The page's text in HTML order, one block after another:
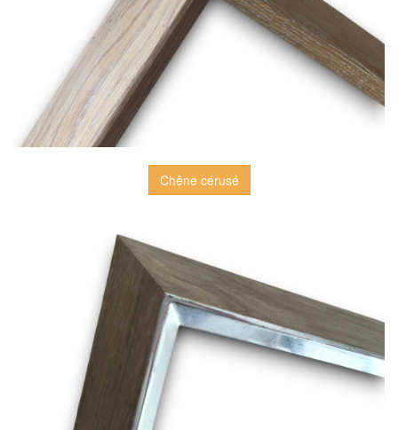
Chêne cérusé